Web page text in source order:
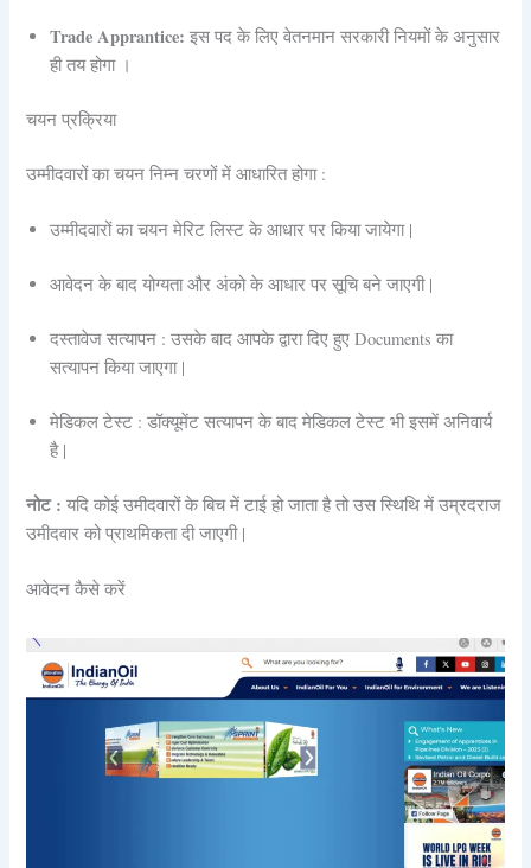
Trade Apprantice: इस पद के लिए वेतनमान सरकारी नियमों के अनुसार
ही तय होगा ।
चयन प्रक्रिया
उम्मीदवारों का चयन निम्न चरणों में आधारित होगा :
उम्मीदवारों का चयन मेरिट लिस्ट के आधार पर किया जायेगा |
आवेदन के बाद योग्यता और अंको के आधार पर सूचि बने जाएगी |
दस्तावेज सत्यापन : उसके बाद आपके द्वारा दिए हुए Documents का
सत्यापन किया जाएगा |
मेडिकल टेस्ट : डॉक्यूमेंट सत्यापन के बाद मेडिकल टेस्ट भी इसमें अनिवार्य
है |
नोट : यदि कोई उमीदवारों के बिच में टाई हो जाता है तो उस स्थिथि में उम्रदराज
उमीदवार को प्राथमिकता दी जाएगी |
आवेदन कैसे करें